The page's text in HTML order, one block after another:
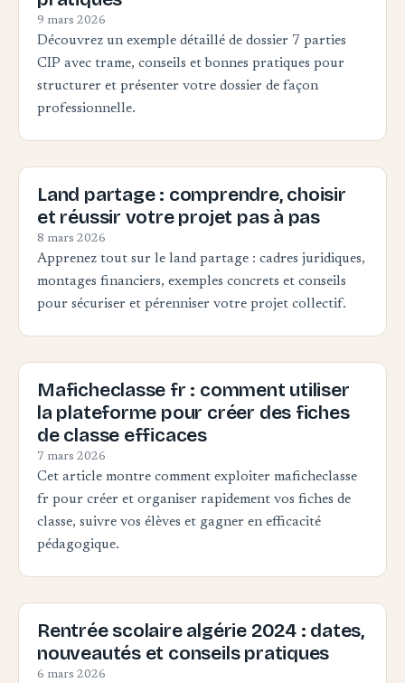
9 mars 2026
Découvrez un exemple détaillé de dossier 7 parties
CIP avec trame, conseils et bonnes pratiques pour
structurer et présenter votre dossier de façon
professionnelle.
Land partage : comprendre, choisir
et réussir votre projet pas à pas
8 mars 2026
Apprenez tout sur le land partage : cadres juridiques,
montages financiers, exemples concrets et conseils
pour sécuriser et pérenniser votre projet collectif.
Maficheclasse fr : comment utiliser
la plateforme pour créer des fiches
de classe efficaces
7 mars 2026
Cet article montre comment exploiter maficheclasse
fr pour créer et organiser rapidement vos fiches de
classe, suivre vos élèves et gagner en efficacité
pédagogique.
Rentrée scolaire algérie 2024 : dates,
nouveautés et conseils pratiques
6 mars 2026